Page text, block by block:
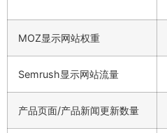
MOZ显示网站权重
Semrush显示网站流量
产品页面/产品新闻更新数量